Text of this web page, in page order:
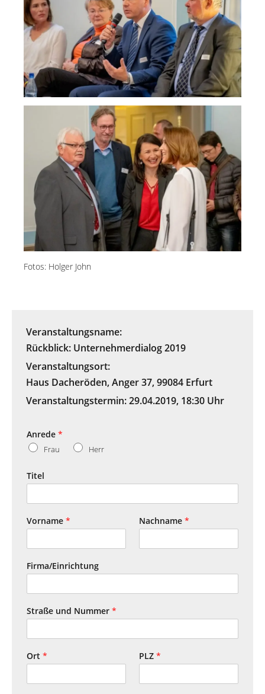
Fotos: Holger John
Veranstaltungsname:
Rückblick: Unternehmerdialog 2019
Veranstaltungsort:
Haus Dacheröden, Anger 37, 99084 Erfurt
Veranstaltungstermin:29.04.2019, 18:30 Uhr
Anrede *
Frau Herr
Titel
Vorname * Nachname *
Firma/Einrichtung
Straße und Nummer *
Ort * PLZ *